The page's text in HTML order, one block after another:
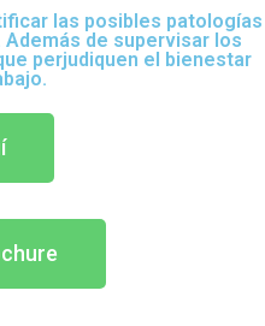
las posibles patologías
de supervisar los
perjudiquen el bienestar